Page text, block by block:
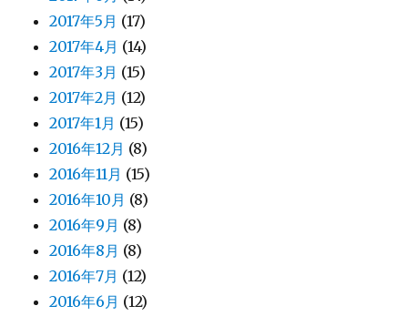
2017年5月 (17)
2017年4月 (14)
2017年3月 (15)
2017年2月 (12)
2017年1月 (15)
2016年12月 (8)
2016年11月 (15)
2016年10月 (8)
2016年9月 (8)
2016年8月 (8)
2016年7月 (12)
2016年6月 (12)